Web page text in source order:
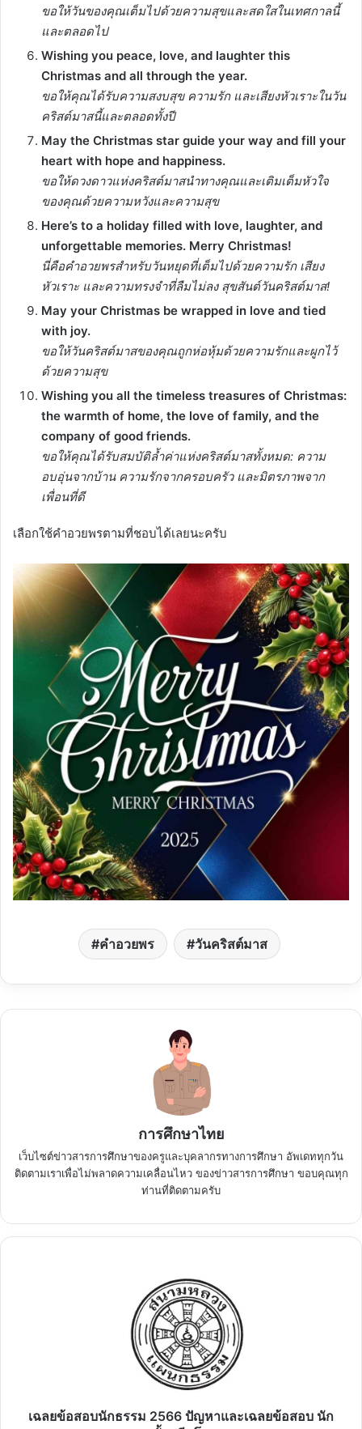
ขอให้วันของคุณเต็มไปด้วยความสุขและสดใสในเทศกาลนี้
และตลอดไป
Wishing you peace, love, and laughter this
Christmas and all through the year.
ขอให้คุณได้รับความสงบสุข ความรัก และเสียงหัวเราะในวัน
คริสต์มาสนี้และตลอดทั้งปี
May the Christmas star guide your way and fill your
heart with hope and happiness.
ขอให้ดวงดาวแห่งคริสต์มาสนำทางคุณและเติมเต็มหัวใจ
ของคุณด้วยความหวังและความสุข
Here’s to a holiday filled with love, laughter, and
unforgettable memories. Merry Christmas!
นี่คือคำอวยพรสำหรับวันหยุดที่เต็มไปด้วยความรัก เสียง
หัวเราะ และความทรงจำที่ลืมไม่ลง สุขสันต์วันคริสต์มาส!
May your Christmas be wrapped in love and tied
with joy.
ขอให้วันคริสต์มาสของคุณถูกห่อหุ้มด้วยความรักและผูกไว้
ด้วยความสุข
Wishing you all the timeless treasures of Christmas:
the warmth of home, the love of family, and the
company of good friends.
ขอให้คุณได้รับสมบัติล้ำค่าแห่งคริสต์มาสทั้งหมด: ความ
อบอุ่นจากบ้าน ความรักจากครอบครัว และมิตรภาพจาก
เพื่อนที่ดี
เลือกใช้คำอวยพรตามที่ชอบได้เลยนะครับ
คำอวยพร วันคริสต์มาส
การศึกษาไทย
เว็บไซต์ข่าวสารการศึกษาของครูและบุคลากรทางการศึกษา อัพเดททุกวัน
ติดตามเราเพื่อไม่พลาดความเคลื่อนไหว ของข่าวสารการศึกษา ขอบคุณทุก
ท่านที่ติดตามครับ
เฉลยข้อสอบนักธรรม 2566 ปัญหาและเฉลยข้อสอบ นัก